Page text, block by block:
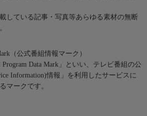
している記事・写真等あらゆる素材の無断
（公式番組情報マーク）
Data Mark」といい、テレビ番組の公
Information)情報」を利用したサービスに
マークです。